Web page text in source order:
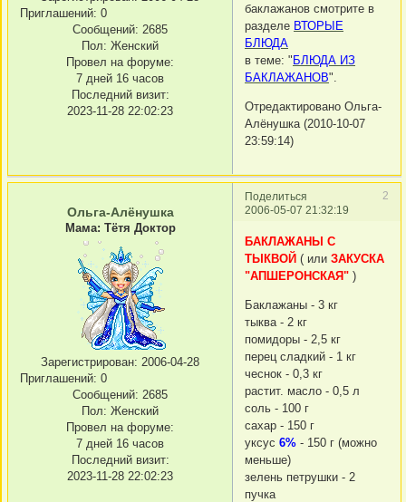
Приглашений: 0
Сообщений: 2685
Пол: Женский
Провел на форуме:
7 дней 16 часов
Последний визит:
2023-11-28 22:02:23
баклажанов смотрите в
разделе ВТОРЫЕ
БЛЮДА
в теме: " БЛЮДА ИЗ
БАКЛАЖАНОВ".
Отредактировано Ольга-
Алёнушка (2010-10-07
23:59:14)
Поделиться
2
2006-05-07 21:32:19
Ольга-Алёнушка
Мама: Тётя Доктор
Зарегистрирован: 2006-04-28
Приглашений: 0
Сообщений: 2685
Пол: Женский
Провел на форуме:
7 дней 16 часов
Последний визит:
2023-11-28 22:02:23
БАКЛАЖАНЫ С
ТЫКВОЙ ( или ЗАКУСКА
"АПШЕРОНСКАЯ" )
Баклажаны - 3 кг
тыква - 2 кг
помидоры - 2,5 кг
перец сладкий - 1 кг
чеснок - 0,3 кг
растит. масло - 0,5 л
соль - 100 г
сахар - 150 г
уксус 6% - 150 г (можно
меньше)
зелень петрушки - 2
пучка